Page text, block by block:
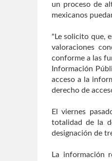
un proceso de
mexicanos
"Le solicito que,
valoraciones
conforme a las
Información
acceso a la
derecho de
El viernes
totalidad de la
designación de
La información